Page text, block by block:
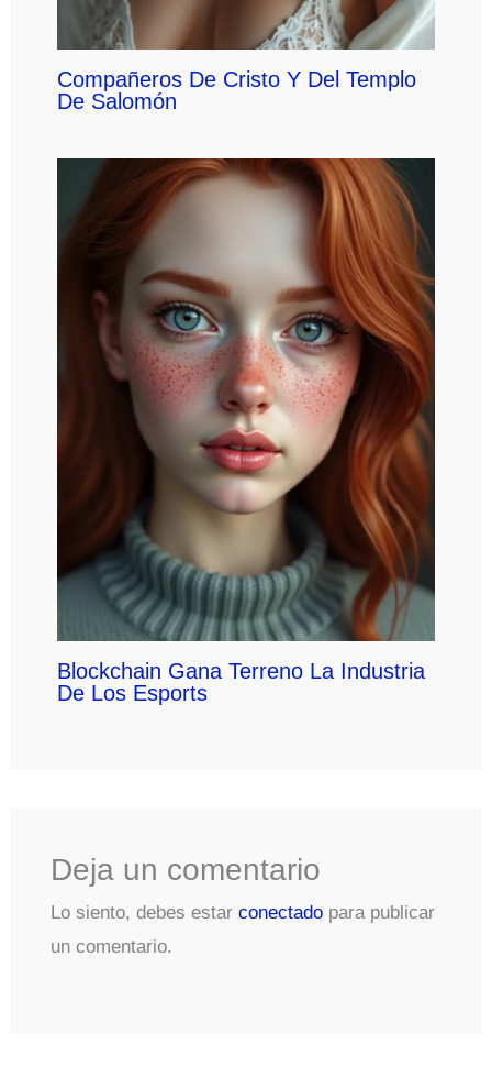
Compañeros De Cristo Y Del Templo
De Salomón
Blockchain Gana Terreno La Industria
De Los Esports
Deja un comentario
Lo siento, debes estar conectadopara publicar
un comentario.